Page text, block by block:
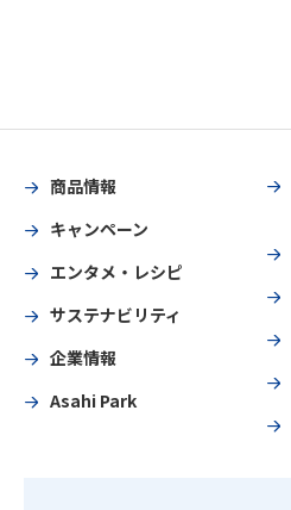
商品情報
キャンペーン
エンタメ・レシピ
サステナビリティ
企業情報
Asahi Park